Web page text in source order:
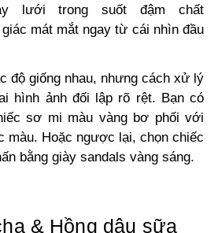
lưới trong suốt đậm chất
mát mắt ngay từ cái nhìn đầu
độ giống nhau, nhưng cách xử lý
hình ảnh đối lập rõ rệt. Bạn có
sơ mi màu vàng bơ phối với
màu. Hoặc ngược lại, chọn chiếc
bằng giày sandals vàng sáng.
& Hồng dâu sữa